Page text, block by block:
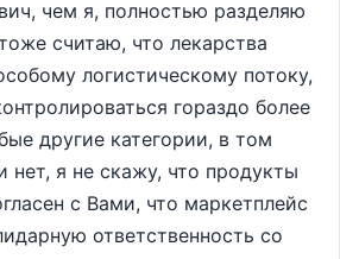
чем я, полностью разделяю
считаю, что лекарства
логистическому потоку,
гораздо более
другие категории, в том
нет, я не скажу, что продукты
с Вами, что маркетплейс
ответственность со